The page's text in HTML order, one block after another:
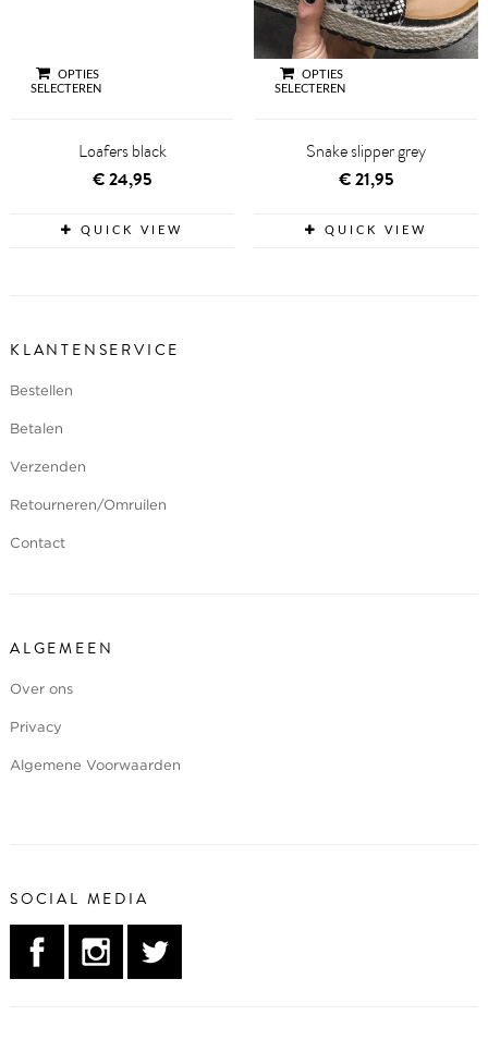
OPTIES
SELECTEREN
Loafers black
€24,95
QUICK VIEW
OPTIES
SELECTEREN
Snake slipper grey
€21,95
QUICK VIEW
KLANTENSERVICE
Bestellen
Betalen
Verzenden
Retourneren/Omruilen
Contact
ALGEMEEN
Over ons
Privacy
Algemene Voorwaarden
SOCIAL MEDIA